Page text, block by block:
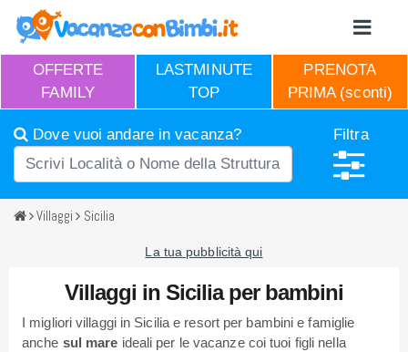
OFFERTE
FAMILY
LASTMINUTE
TOP
PRENOTA
PRIMA (sconti)
Dove vuoi andare in vacanza? Filtra
Villaggi Sicilia
La tua pubblicità qui
Villaggi in Sicilia per bambini
I migliori villaggi in Sicilia e resort per bambini e famiglie
anche sul mare ideali per le vacanze coi tuoi figli nella